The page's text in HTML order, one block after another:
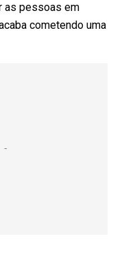
as pessoas em
cometendo uma